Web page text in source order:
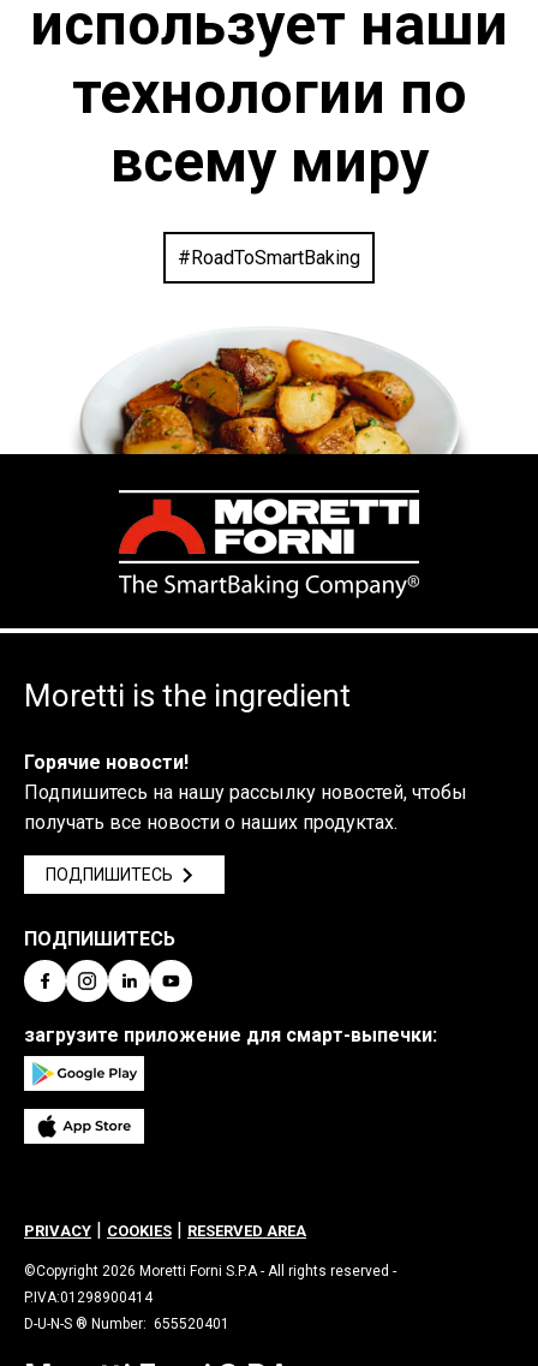
использует наши
технологии по
всему миру
#RoadToSmartBaking
Moretti is the ingredient
Горячие новости!
Подпишитесь на нашу рассылку новостей, чтобы
получать все новости о наших продуктах.
ПОДПИШИТЕСЬ
ПОДПИШИТЕСЬ
загрузите приложение для смарт-выпечки:
PRIVACY COOKIES RESERVED AREA
©Copyright 2026 Moretti Forni S.P.A - All rights reserved -
P.IVA:01298900414
D-U-N-S ® Number: 655520401